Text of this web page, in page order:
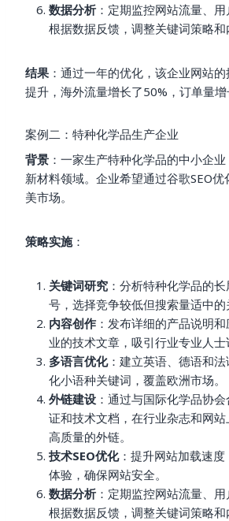
数据分析：定期监控网站流量、用
根据数据反馈，调整关键词策略和
结果 ：通过一年的优化，该企业网站
提升，海外流量增长了50%，订单量增
案例二：特种化学品生产企业
背景 ：一家生产特种化学品的中小企
新材料领域。企业希望通过谷歌SEO
美市场。
策略实施：
关键词研究 ：分析特种化学品的
号，选择竞争较低但搜索量适中的
内容创作 ：发布详细的产品说明
业的技术文章，吸引行业专业人士
多语言优化：建立英语、德语和
化小语种关键词，覆盖欧洲市场。
外链建设 ：通过与国际化学品协
证和技术文档，在行业杂志和网
高质量的外链。
技术SEO优化：提升网站加载速
体验，确保网站安全。
数据分析：定期监控网站流量、用
根据数据反馈，调整关键词策略和